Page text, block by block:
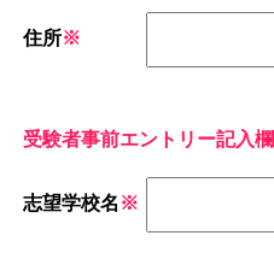
住所※
受験者事前エントリー記入欄
志望学校名 ※